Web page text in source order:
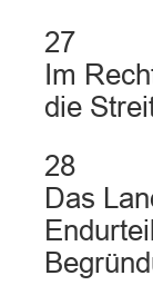
27
Im
die
28
Das